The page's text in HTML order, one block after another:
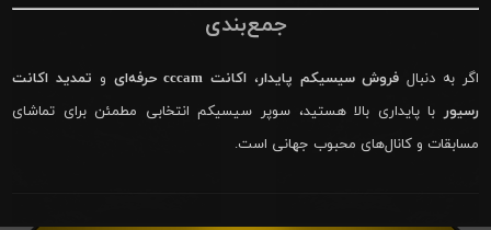
جمع‌بندی
اگر به دنبال فروش سیسیکم پایدار، اکانت cccam حرفه‌ای و تمدید اکانت
رسیور با پایداری بالا هستید، سوپر سیسیکم انتخابی مطمئن برای تماشای
مسابقات و کانال‌های محبوب جهانی است.